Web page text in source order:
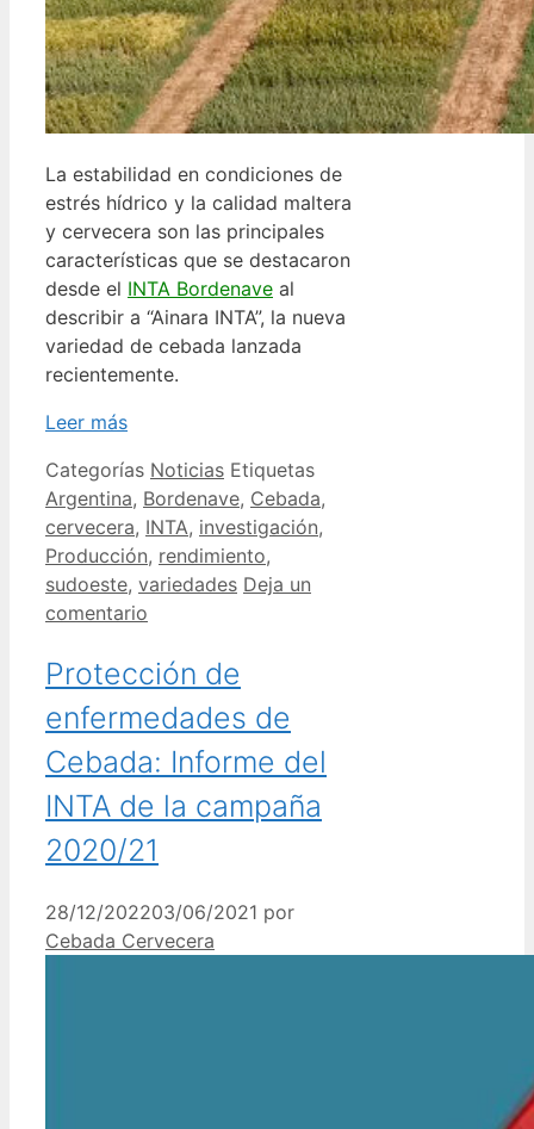
La estabilidad en condiciones de
estrés hídrico y la calidad maltera
y cervecera son las principales
características que se destacaron
desde el INTA Bordenave al
describir a “Ainara INTA”, la nueva
variedad de cebada lanzada
recientemente.
Leer más
Categorías Noticias Etiquetas
Argentina, Bordenave, Cebada,
cervecera, INTA, investigación,
Producción, rendimiento,
sudoeste, variedades Deja un
comentario
Protección de
enfermedades de
Cebada: Informe del
INTA de la campaña
2020/21
28/12/202203/06/2021 por
Cebada Cervecera